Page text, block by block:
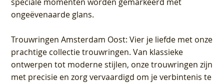
ongeëvenaarde glans.
Trouwringen Amsterdam Oost: Vier je liefde met onze
prachtige collectie trouwringen. Van klassieke
ontwerpen tot moderne stijlen, onze trouwringen zijn
met precisie en zorg vervaardigd om je verbintenis te